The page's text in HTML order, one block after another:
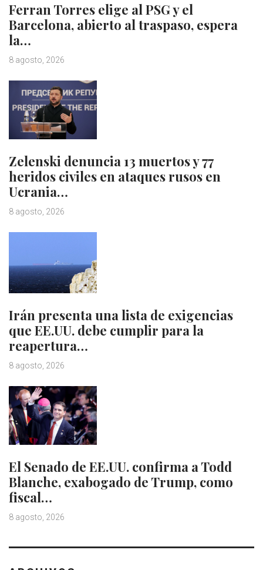
Ferran Torres elige al PSG y el
Barcelona, abierto al traspaso, espera
la…
8 agosto, 2026
Zelenski denuncia 13 muertos y 77
heridos civiles en ataques rusos en
Ucrania…
8 agosto, 2026
Irán presenta una lista de exigencias
que EE.UU. debe cumplir para la
reapertura…
8 agosto, 2026
El Senado de EE.UU. confirma a Todd
Blanche, exabogado de Trump, como
fiscal…
8 agosto, 2026